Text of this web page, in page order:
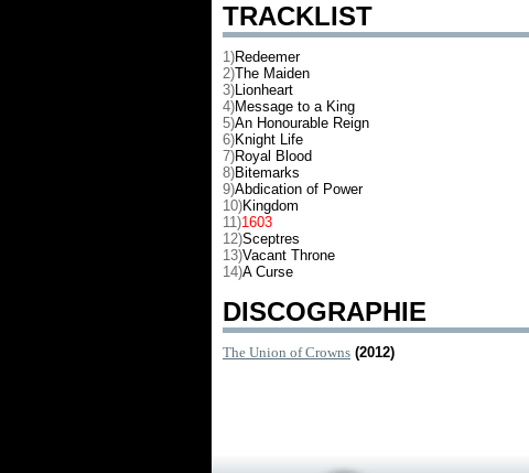
TRACKLIST
1)Redeemer
2)The Maiden
3)Lionheart
4)Message to a King
5)An Honourable Reign
6)Knight Life
7)Royal Blood
8)Bitemarks
9)Abdication of Power
10)Kingdom
11)1603
12)Sceptres
13)Vacant Throne
14)A Curse
DISCOGRAPHIE
The Union of Crowns (2012)